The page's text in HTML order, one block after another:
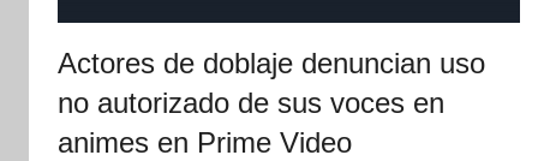
Actores de doblaje denuncian uso
no autorizado de sus voces en
animes en Prime Video